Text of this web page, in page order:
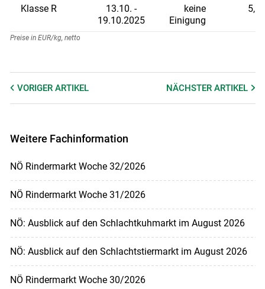
Klasse R
13.10. -
19.10.2025
keine
Einigung
Preise in EUR/kg, netto
VORIGER ARTIKEL NÄCHSTERARTIKEL
Weitere Fachinformation
NÖ Rindermarkt Woche 32/2026
NÖ Rindermarkt Woche 31/2026
NÖ: Ausblick auf den Schlachtkuhmarkt im August 2026
NÖ: Ausblick auf den Schlachtstiermarkt im August 2026
NÖ Rindermarkt Woche 30/2026